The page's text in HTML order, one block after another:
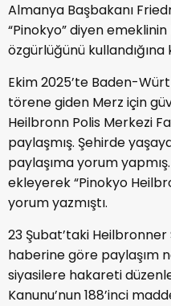
Almanya Başbakanı
“Pinokyo” diyen
özgürlüğünü
Ekim 2025’te Baden-
törene giden Merz için
Heilbronn Polis Merkezi
paylaşmış. Şehirde
paylaşıma yorum
ekleyerek “Pinokyo
yorum yazmıştı.
23 Şubat’taki
haberine göre paylaşım
siyasilere hakareti
Kanunu’nun 188’inci